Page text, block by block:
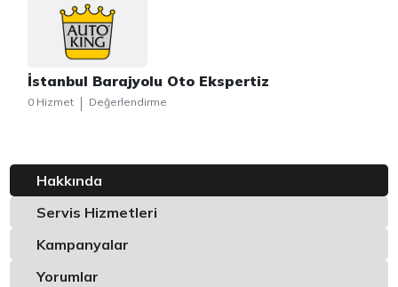
İstanbul Barajyolu Oto Ekspertiz
0 Hizmet Değerlendirme
Hakkında
Servis Hizmetleri
Kampanyalar
Yorumlar